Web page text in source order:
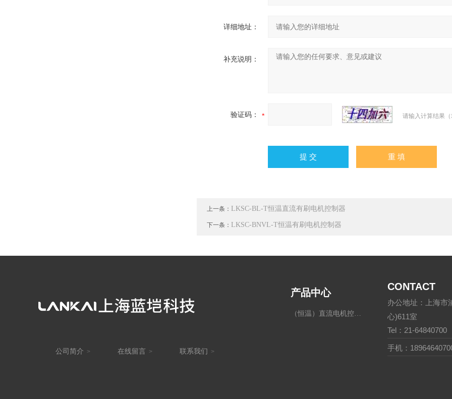
详细地址：
补充说明：
验证码： 请输入计算结果
上一条： LKSC-BL-T恒温直流有刷电机控制器
下一条： LKSC-BNVL-T恒温有刷电机控制器
公司简介 > 在线留言 > 联系我们 >
产品中心
（恒温）直流电机控制器
CONTACT
办公地址：上海市
心)611室
Tel：21-64840700
手机：